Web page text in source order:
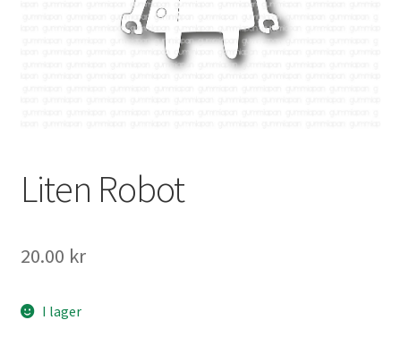
Liten Robot
20.00 kr
I lager